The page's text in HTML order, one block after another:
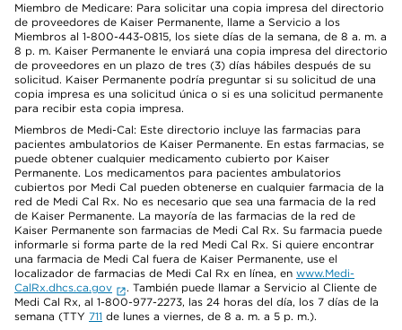
Miembro de Medicare: Para solicitar una copia impresa del directorio
de proveedores de Kaiser Permanente, llame a Servicio a los
Miembros al 1-800-443-0815, los siete días de la semana, de 8 a. m. a
8 p. m. Kaiser Permanente le enviará una copia impresa del directorio
de proveedores en un plazo de tres (3) días hábiles después de su
solicitud. Kaiser Permanente podría preguntar si su solicitud de una
copia impresa es una solicitud única o si es una solicitud permanente
para recibir esta copia impresa.
Miembros de Medi-Cal: Este directorio incluye las farmacias para
pacientes ambulatorios de Kaiser Permanente. En estas farmacias, se
puede obtener cualquier medicamento cubierto por Kaiser
Permanente. Los medicamentos para pacientes ambulatorios
cubiertos por Medi Cal pueden obtenerse en cualquier farmacia de la
red de Medi Cal Rx. No es necesario que sea una farmacia de la red
de Kaiser Permanente. La mayoría de las farmacias de la red de
Kaiser Permanente son farmacias de Medi Cal Rx. Su farmacia puede
informarle si forma parte de la red Medi Cal Rx. Si quiere encontrar
una farmacia de Medi Cal fuera de Kaiser Permanente, use el
localizador de farmacias de Medi Cal Rx en línea, en www.Medi-
CalRx.dhcs.ca.gov
. También puede llamar a Servicio al Cliente de
Medi Cal Rx, al 1-800-977-2273, las 24 horas del día, los 7 días de la
semana (TTY 711 de lunes a viernes, de 8 a. m. a 5 p. m.).